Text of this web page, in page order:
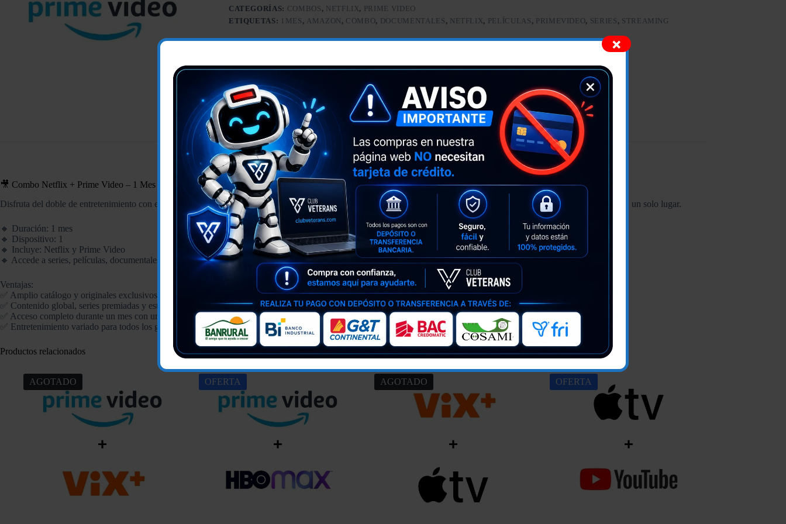
CATEGORÍAS: COMBOS , NETFLIX, PRIME VIDEO
ETIQUETAS: 1MES , AMAZON , COMBO, DOCUMENTALES , NETFLIX, PELÍCULAS , PRIMEVIDEO, SERIES , STREAMING
Descripción
🎥 Combo Netflix + Prime Video – 1 Mes (1 Dispositivo)
Disfruta del doble de entretenimiento con este combo que une los éxitos globales de Netflix y el contenido exclusivo y variado de Prime Video. Todo lo que quieres ver, en un solo lugar.
🔸 Duración: 1 mes
🔸 Dispositivo: 1
🔸 Incluye: Netflix y Prime Video
🔸 Accede a series, películas, documentales y contenido original sin límites
Ventajas:
✅ Amplio catálogo y originales exclusivos en Netflix
✅ Contenido global, series premiadas y estrenos en Prime Video
✅ Acceso completo durante un mes con una sola cuenta
✅ Entretenimiento variado para todos los gustos
Productos relacionados
AGOTADO OFERTA AGOTADO OFERTA
×